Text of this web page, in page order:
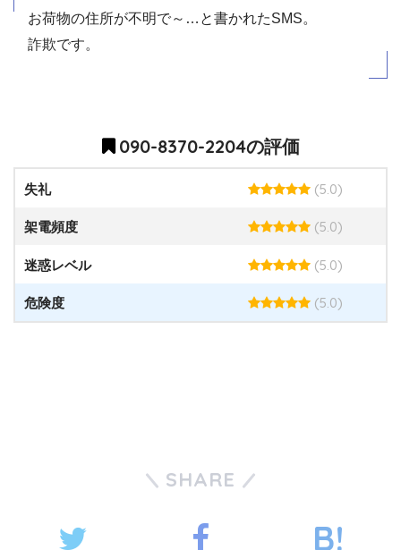
お荷物の住所が不明で～…と書かれたSMS。
詐欺です。
090-8370-2204の評価
失礼 (5.0)
架電頻度 (5.0)
迷惑レベル (5.0)
危険度 (5.0)
SHARE